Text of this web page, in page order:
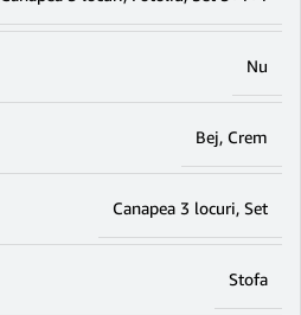
Nu
Bej, Crem
Canapea 3 locuri, Set
Stofa